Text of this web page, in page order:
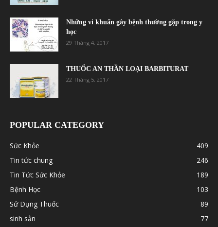
Những vi khuẩn gây bệnh thường gặp trong y
học
29 Tháng 4, 2017
THUỐC AN THẦN LOẠI BARBITURAT
22 Tháng 5, 2017
POPULAR CATEGORY
Sức Khỏe
409
Tin tức chung
246
Tin Tức Sức Khỏe
189
Bệnh Học
103
Sử Dụng Thuốc
89
sinh sản
77